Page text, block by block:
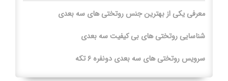
معرفی یکی از بهترین جنس روتختی های سه بعدی
شناسایی روتختی های بی کیفیت سه بعدی
سرویس روتختی های سه بعدی دونفره ۶ تکه